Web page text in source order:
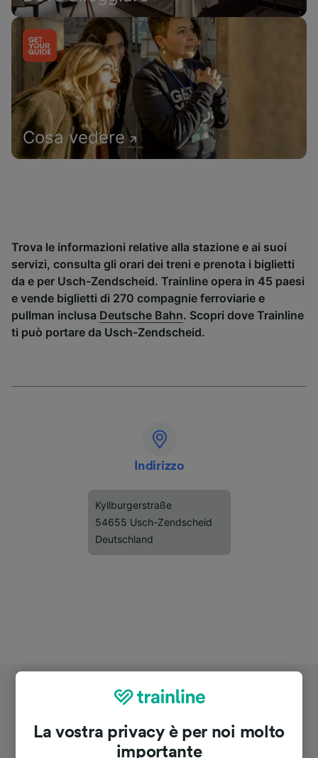
Cosa vedere
Trova le informazioni relative alla stazione e ai suoi
servizi, consulta gli orari dei treni e prenota i biglietti
da e per Usch-Zendscheid. Trainline opera in 45 paesi
e vende biglietti di 270 compagnie ferroviarie e
pullman inclusa Deutsche Bahn. Scopri dove Trainline
ti può portare da Usch-Zendscheid.
Indirizzo
Kyllburgerstraße
54655 Usch-Zendscheid
Deutschland
La vostra privacy è per noi molto
importante